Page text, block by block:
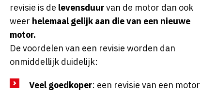
revisie is de levensduurvan de motor dan ook
weer helemaal gelijk aan die van een nieuwe
motor.
De voordelen van een revisie worden dan
onmiddellijk duidelijk:
Veel goedkoper: een revisie van een motor